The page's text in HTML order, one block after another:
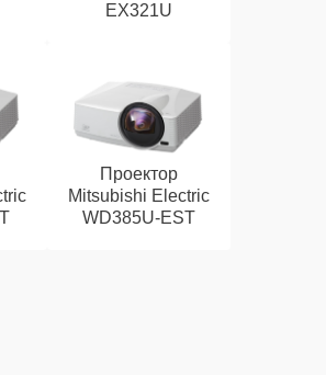
EX321U
Проектор
Mitsubishi Electric
WD385U-EST